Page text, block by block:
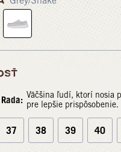
Rada: Väčšina ľudí, ktorí nosia
pre lepšie prispôsobenie.
37 38 39 40